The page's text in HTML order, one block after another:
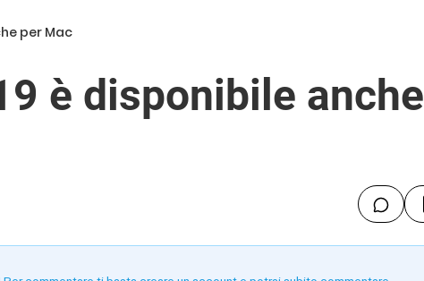
per Mac
è disponibile anche